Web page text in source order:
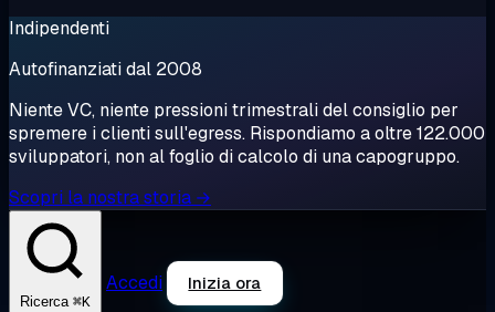
Indipendenti
Autofinanziati dal 2008
Niente VC, niente pressioni trimestrali del consiglio per
spremere i clienti sull'egress. Rispondiamo a oltre 122.000
sviluppatori, non al foglio di calcolo di una capogruppo.
Scopri la nostra storia →
Ricerca ⌘K
Accedi Inizia ora